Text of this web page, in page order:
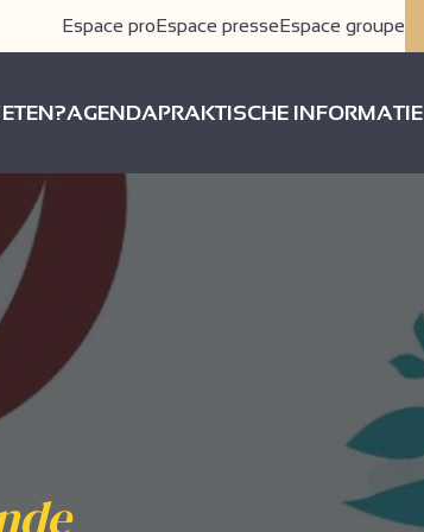
Espace proEspace presseEspace groupe
AGENDAPRAKTISCHE INFORMATIE